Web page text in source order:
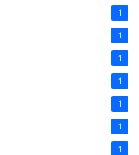
1
1
1
1
1
1
1